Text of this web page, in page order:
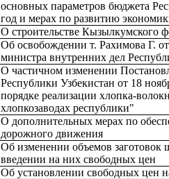
основных параметров бюджета
год и мерах по развитию
О строительстве Кызылкумского
Об освобождении т. Рахимова Г. от
министра внутренних дел
О частичном изменении
Республики Узбекистан от 18
порядке реализации хлопка-
хлопкозаводах республики"
О дополнительных мерах по
дорожного движения
Об изменении объемов заготовок
введении на них свободных цен
Об установлении свободных цен